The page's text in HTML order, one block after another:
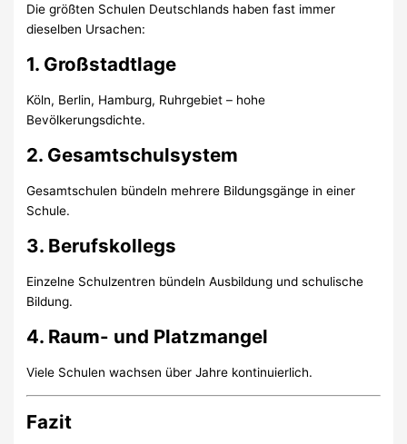
Die größten Schulen Deutschlands haben fast immer
dieselben Ursachen:
1. Großstadtlage
Köln, Berlin, Hamburg, Ruhrgebiet – hohe
Bevölkerungsdichte.
2. Gesamtschulsystem
Gesamtschulen bündeln mehrere Bildungsgänge in einer
Schule.
3. Berufskollegs
Einzelne Schulzentren bündeln Ausbildung und schulische
Bildung.
4. Raum- und Platzmangel
Viele Schulen wachsen über Jahre kontinuierlich.
Fazit